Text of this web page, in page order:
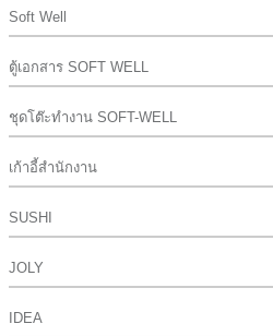
Soft Well
ตู้เอกสาร SOFT WELL
ชุดโต๊ะทำงาน SOFT-WELL
เก้าอี้สำนักงาน
SUSHI
JOLY
IDEA